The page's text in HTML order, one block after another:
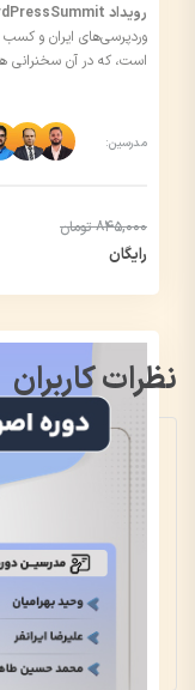
رویداد WordPressSummit
وردپرسی‌های ایران و کسب
است، که در آن سخنرانی
مدرسین:
845,000 تومان
رایگان
نظرات کاربران